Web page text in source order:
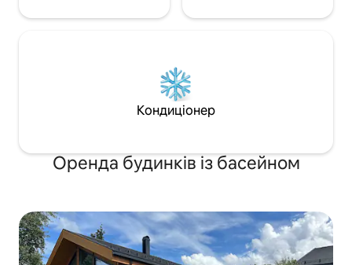
Кондиціонер
Оренда будинків із басейном